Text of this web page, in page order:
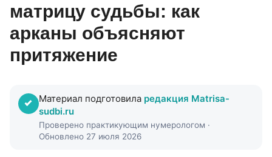
матрицу судьбы: как
арканы объясняют
притяжение
Материал подготовила редакция Matrisa-
sudbi.ru
Проверено практикующим нумерологом ·
Обновлено 27 июля 2026